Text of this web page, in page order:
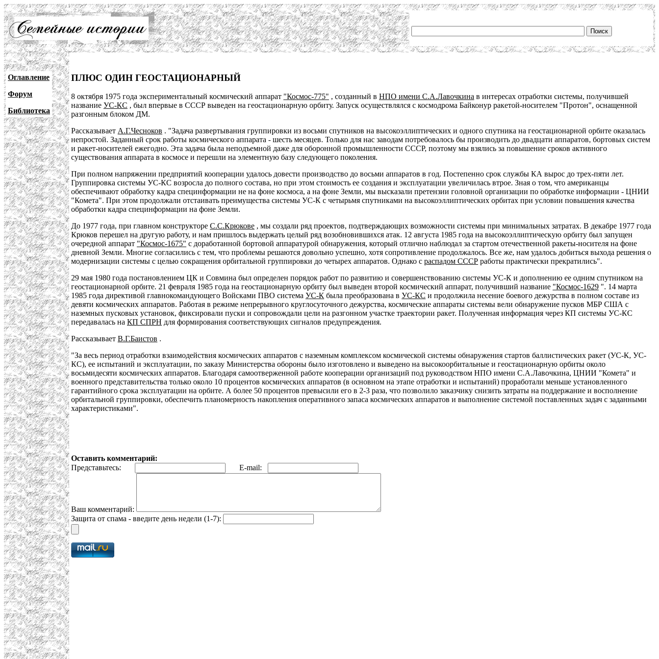
Оглавление
Форум
Библиотека
ПЛЮС ОДИН ГЕОСТАЦИОНАРНЫЙ
8 октября 1975 года экспериментальный космический аппарат "Космос-775" , созданный в НПО имени С.А.Лавочкина в интересах отработки системы, получившей
название УС-КС , был впервые в СССР выведен на геостационарную орбиту. Запуск осуществлялся с космодрома Байконур ракетой-носителем "Протон", оснащенной
разгонным блоком ДМ.
Рассказывает А.Г.Чесноков . "Задача развертывания группировки из восьми спутников на высокоэллиптических и одного спутника на геостационарной орбите оказалась
непростой. Заданный срок работы космического аппарата - шесть месяцев. Только для нас заводам потребовалось бы производить до двадцати аппаратов, бортовых систем
и ракет-носителей ежегодно. Эта задача была неподъемной даже для оборонной промышленности СССР, поэтому мы взялись за повышение сроков активного
существования аппарата в космосе и перешли на элементную базу следующего поколения.
При полном напряжении предприятий кооперации удалось довести производство до восьми аппаратов в год. Постепенно срок службы КА вырос до трех-пяти лет.
Группировка системы УС-КС возросла до полного состава, но при этом стоимость ее создания и эксплуатации увеличилась втрое. Зная о том, что американцы
обеспечивают обработку кадра специнформации не на фоне космоса, а на фоне Земли, мы высказали претензии головной организации по обработке информации - ЦНИИ
"Комета". При этом продолжали отстаивать преимущества системы УС-К с четырьмя спутниками на высокоэллиптических орбитах при условии повышения качества
обработки кадра специнформации на фоне Земли.
До 1977 года, при главном конструкторе С.С.Крюкове , мы создали ряд проектов, подтверждающих возможности системы при минимальных затратах. В декабре 1977 года
Крюков перешел на другую работу, и нам пришлось выдержать целый ряд возобновившихся атак. 12 августа 1985 года на высокоэллиптическую орбиту был запущен
очередной аппарат "Космос-1675" с доработанной бортовой аппаратурой обнаружения, который отлично наблюдал за стартом отечественной ракеты-носителя на фоне
дневной Земли. Многие согласились с тем, что проблемы решаются довольно успешно, хотя сопротивление продолжалось. Все же, нам удалось добиться выхода решения о
модернизации системы с целью сокращения орбитальной группировки до четырех аппаратов. Однако с распадом СССР работы практически прекратились".
29 мая 1980 года постановлением ЦК и Совмина был определен порядок работ по развитию и совершенствованию системы УС-К и дополнению ее одним спутником на
геостационарной орбите. 21 февраля 1985 года на геостационарную орбиту был выведен второй космический аппарат, получивший название "Космос-1629 ". 14 марта
1985 года директивой главнокомандующего Войсками ПВО система УС-К была преобразована в УС-КС и продолжила несение боевого дежурства в полном составе из
девяти космических аппаратов. Работая в режиме непрерывного круглосуточного дежурства, космические аппараты системы вели обнаружение пусков МБР США с
наземных пусковых установок, фиксировали пуски и сопровождали цели на разгонном участке траектории ракет. Полученная информация через КП системы УС-КС
передавалась на КП СПРН для формирования соответствующих сигналов предупреждения.
Рассказывает В.Г.Баистов .
"За весь период отработки взаимодействия космических аппаратов с наземным комплексом космической системы обнаружения стартов баллистических ракет (УС-К, УС-
КС), ее испытаний и эксплуатации, по заказу Министерства обороны было изготовлено и выведено на высокоорбитальные и геостационарную орбиты около
восьмидесяти космических аппаратов. Благодаря самоотверженной работе кооперации организаций под руководством НПО имени С.А.Лавочкина, ЦНИИ "Комета" и
военного представительства только около 10 процентов космических аппаратов (в основном на этапе отработки и испытаний) проработали меньше установленного
гарантийного срока эксплуатации на орбите. А более 50 процентов превысили его в 2-3 раза, что позволило заказчику снизить затраты на поддержание и восполнение
орбитальной группировки, обеспечить планомерность накопления оперативного запаса космических аппаратов и выполнение системой поставленных задач с заданными
характеристиками".
Оставить комментарий:
Представьтесь:
E-mail:
Ваш комментарий:
Защита от спама - введите день недели (1-7):